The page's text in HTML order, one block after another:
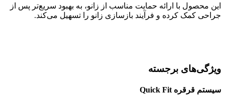
این محصول با ارائه حمایت مناسب از زانو، به بهبود سریع‌تر پس از
جراحی کمک کرده و فرآیند بازسازی زانو را تسهیل می‌کند.
ویژگی‌های برجسته
سیستم قرقره Quick Fit